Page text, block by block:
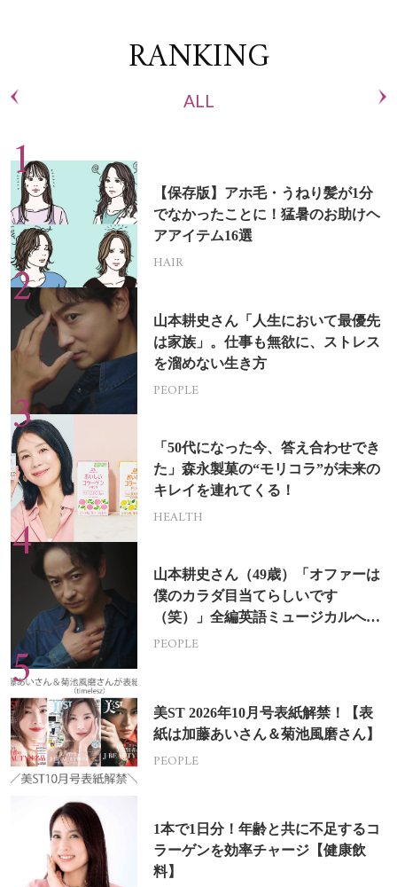
RANKING
ALL
【保存版】アホ毛・うねり髪が1分
でなかったことに！猛暑のお助けヘ
アアイテム16選
HAIR
山本耕史さん「人生において最優先
は家族」。仕事も無欲に、ストレス
を溜めない生き方
PEOPLE
「50代になった今、答え合わせでき
た」森永製菓の“モリコラ”が未来の
キレイを連れてくる！
HEALTH
山本耕史さん（49歳）「オファーは
僕のカラダ目当てらしいです
（笑）」全編英語ミュージカルへの
挑戦
PEOPLE
美ST 2026年10月号表紙解禁！【表
紙は加藤あいさん＆菊池風磨さん】
PEOPLE
1本で1日分！年齢と共に不足するコ
ラーゲンを効率チャージ【健康飲
料】